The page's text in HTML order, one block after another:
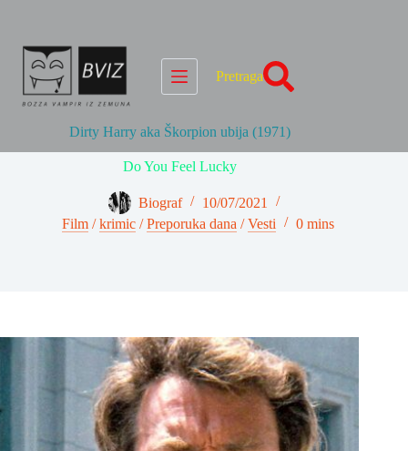
Pretraga
Dirty Harry aka Škorpion ubija (1971)
Do You Feel Lucky
Biograf
10/07/2021
Film/krimic/Preporuka dana /Vesti 0 mins